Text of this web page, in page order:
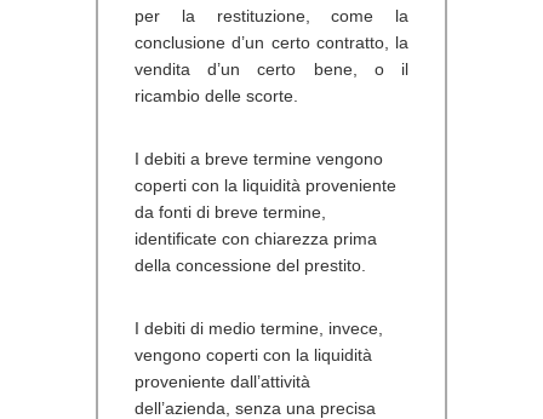
per la restituzione, come la
conclusione d’un certo contratto, la
vendita d’un certo bene, o il
ricambio delle scorte.
I debiti a breve termine vengono
coperti con la liquidità proveniente
da fonti di breve termine,
identificate con chiarezza prima
della concessione del prestito.
I debiti di medio termine, invece,
vengono coperti con la liquidità
proveniente dall’attività
dell’azienda, senza una precisa